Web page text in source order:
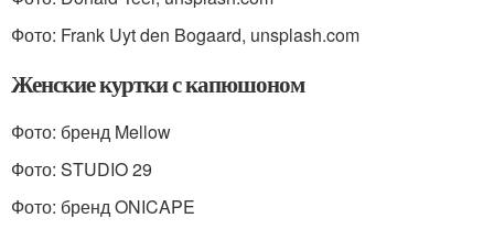
Фото: Frank Uyt den Bogaard, unsplash.com
Женские куртки с капюшоном
Фото: бренд Mellow
Фото: STUDIO 29
Фото: бренд ONICAPE